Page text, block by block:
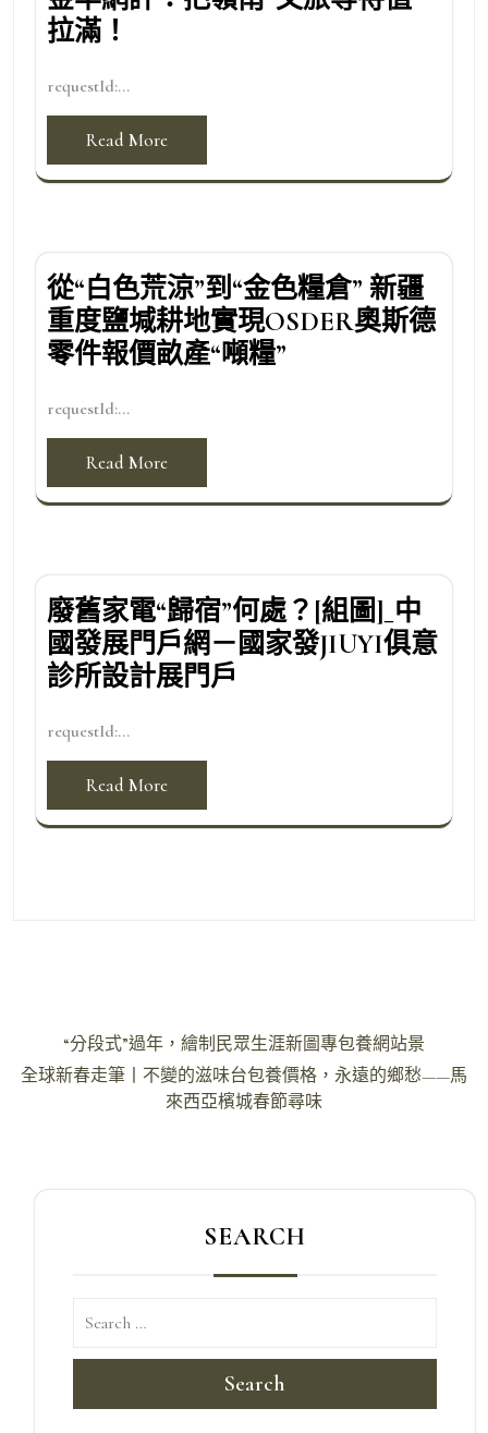
拉滿！
requestId:...
Read More
從“白色荒涼”到“金色糧倉” 新疆
重度鹽堿耕地實現OSDER奧斯德
零件報價畝產“噸糧”
requestId:...
Read More
廢舊家電“歸宿”何處？[組圖]_中
國發展門戶網－國家發JIUYI俱意
診所設計展門戶
requestId:...
Read More
章
“分段式”過年，繪制民眾生涯新圖專包養網站景
全球新春走筆丨不變的滋味台包養價格，永遠的鄉愁——馬
來西亞檳城春節尋味
SEARCH
Search